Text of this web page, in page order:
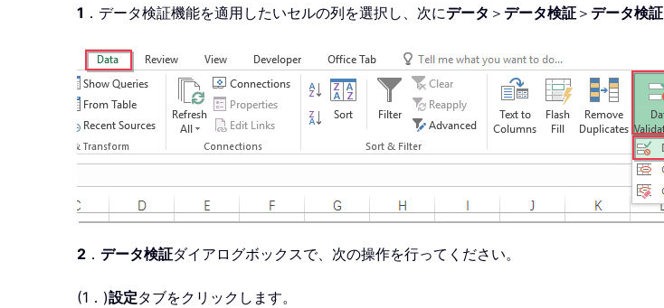
1 ．データ検証機能を適用したいセルの列を選択し、次にデータ ＞ データ検証 ＞ データ検証
2 ． データ検証ダイアログボックスで、次の操作を行ってください。
(1．)設定タブをクリックします。